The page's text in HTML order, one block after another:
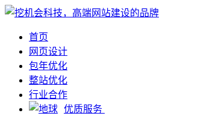
首页
网页设计
包年优化
整站优化
行业合作
优质服务